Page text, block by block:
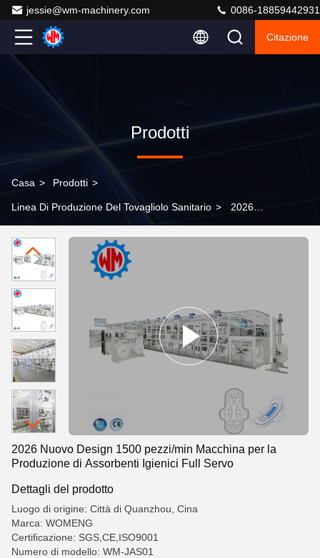
jessie@wm-machinery.com 0086-18859442931
Citazione
Prodotti
Casa > Prodotti >
Linea Di Produzione Del Tovagliolo Sanitario > 2026
Produzione di Assorbenti Igienici Full Servo
2026 Nuovo Design 1500 pezzi/min Macchina per la
Produzione di Assorbenti Igienici Full Servo
Dettagli del prodotto
Luogo di origine: Città di Quanzhou, Cina
Marca: WOMENG
Certificazione: SGS,CE,ISO9001
Numero di modello: WM-JAS01